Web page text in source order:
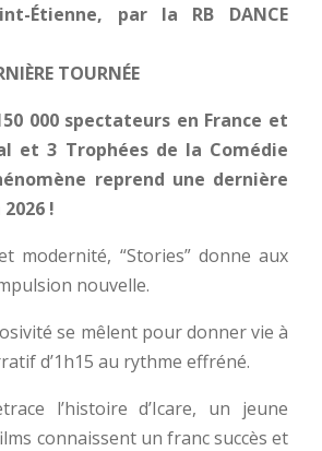
Étienne, par la RB DANCE
TOURNÉE
000 spectateurs en France et
et 3 Trophées de la Comédie
reprend une dernière
!
modernité, “Stories” donne aux
nouvelle.
se mêlent pour donner vie à
d’1h15 au rythme effréné.
l’histoire d’Icare, un jeune
connaissent un franc succès et